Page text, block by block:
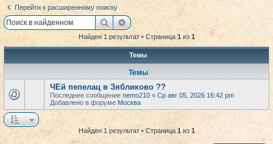
Перейти к расширенному поиску
ПоискРасширенный поиск
Найден 1 результат • Страница 1из 1
Темы
Темы
ЧЕй пепелац в Зябликово ??
Последнее сообщение nemo210 « Ср авг 05, 2026 16:42 pm
Добавлено в форуме Москва
Найден 1 результат • Страница 1из 1